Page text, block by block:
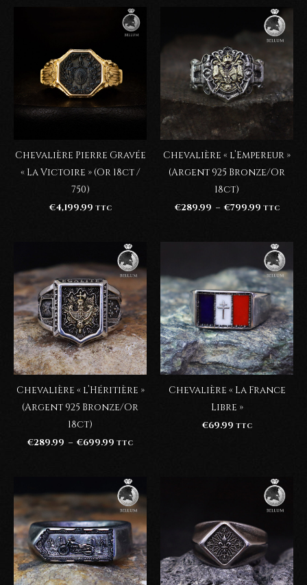
Chevalière Pierre Gravée
« La Victoire » (Or 18ct /
750)
€4,199.99 TTC
Chevalière « l’Empereur »
(Argent 925 Bronze/Or
18ct)
€289.99 – €799.99Plage
€289.99
€799.99
TTC
Chevalière « l’Héritière »
(Argent 925 Bronze/Or
18ct)
€289.99 – €699.99 Plage
€699.99
TTC
Chevalière « La France
Libre »
€69.99 TTC